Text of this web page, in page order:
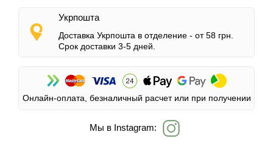
Укрпошта
Доставка Укрпошта в отделение - от 58 грн.
Срок доставки 3-5 дней.
Онлайн-оплата, безналичный расчет или при получении
Мы в Instagram: